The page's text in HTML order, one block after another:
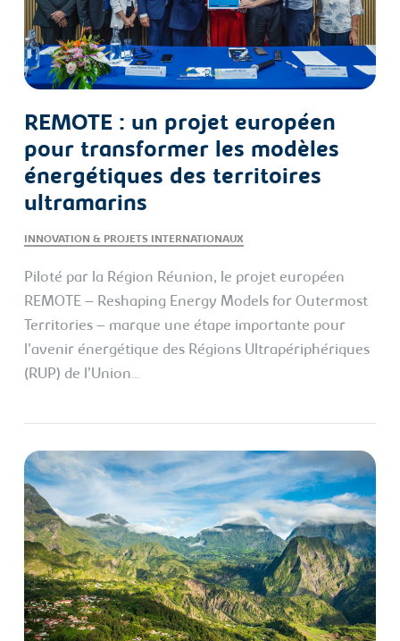
REMOTE : un projet européen
pour transformer les modèles
énergétiques des territoires
ultramarins
INNOVATION & PROJETS INTERNATIONAUX
Piloté par la Région Réunion, le projet européen
REMOTE – Reshaping Energy Models for Outermost
Territories – marque une étape importante pour
l’avenir énergétique des Régions Ultrapériphériques
(RUP) de l’Union…